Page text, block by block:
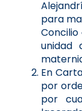
para
unidad
En
por
por